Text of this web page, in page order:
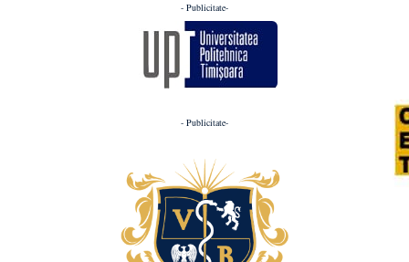
- Publicitate-
- Publicitate-